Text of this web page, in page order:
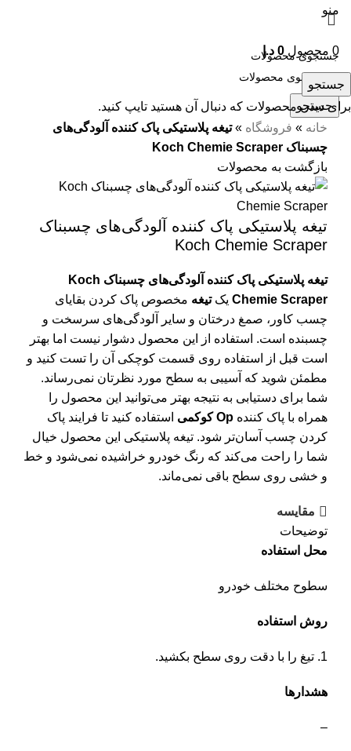
منو
0 محصول 0 د.إ
جستجو
خانه » فروشگاه »تیغه پلاستیکی پاک کننده آلودگی‌های
چسبناک Koch Chemie Scraper
بازگشت به محصولات
تیغه پلاستیکی پاک کننده آلودگی‌های چسبناک
Koch Chemie Scraper
تیغه پلاستیکی پاک کننده آلودگی‌های چسبناک Koch
Chemie Scraper یکتیغه مخصوص پاک کردن بقایای
چسب کاور، صمغ درختان و سایر آلودگی‌های سرسخت و
چسبنده است. استفاده از این محصول دشوار نیست اما بهتر
است قبل از استفاده روی قسمت کوچکی آن را تست کنید و
مطمئن شوید که آسیبی به سطح مورد نظرتان نمی‌رساند.
شما برای دستیابی به نتیجه بهتر می‌توانید این محصول را
همراه با پاک کننده Op کوکمی
استفاده کنید تا فرایند پاک
کردن چسب آسان‌تر شود. تیغه پلاستیکی این محصول خیال
شما را راحت می‌کند که رنگ خودرو خراشیده نمی‌شود و خط
و خشی روی سطح باقی نمی‌ماند.
مقایسه
توضیحات
محل استفاده
سطوح مختلف خودرو
روش استفاده
تیغ را با دقت روی سطح بکشید.
هشدارها
–
جستجو
برای دیدن محصولات که دنبال آن هستید تایپ کنید.